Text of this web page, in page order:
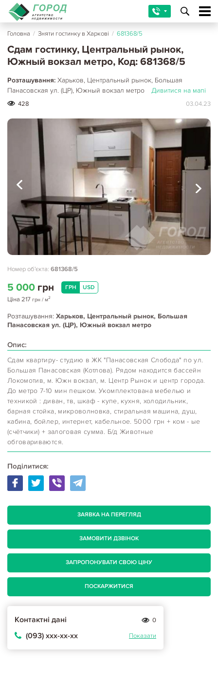
Головна / Зняти гостинку в Харкові / 681368/5
Сдам гостинку, Центральный рынок,
Южный вокзал метро, Код: 681368/5
Розташування: Харьков, Центральный рынок, Большая
Панасовская ул. (ЦР), Южный вокзал метро
Дивитися на мапі
428 03.04.23
Номер об'єкта: 681368/5
5 000 грн ГРН USD
Ціна 217 грн / м2
Розташування: Харьков, Центральный рынок, Большая
Панасовская ул. (ЦР), Южный вокзал метро
Опис:
Сдам квартиру- студию в ЖК "Панасовская Слобода" по ул.
Большая Панасовская (Котлова). Рядом находится бассейн
Локомотив, м. Южн вокзал, м. Центр Рынок и центр города.
До метро 7-10 мин пешком. Укомплектована мебелью и
техникой : диван, тв, шкаф - купе, кухня, холодильник,
барная стойка, микроволновка, стиральная машина, душ,
кабина, бойлер, интернет, кабельное. 5000 грн + ком - ые
(счётчики) + залоговая сумма. Б/д Животные
обговариваются.
Поділитися:
ЗАЯВКА НА ПЕРЕГЛЯД
ЗАМОВИТИ ДЗВІНОК
ЗАПРОПОНУВАТИ СВОЮ ЦІНУ
ПОСКАРЖИТИСЯ
Контактні дані 0
(093) ххх-хх-хх Показати